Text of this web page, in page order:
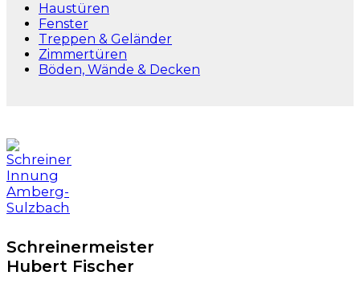
Haustüren
Fenster
Treppen & Geländer
Zimmertüren
Böden, Wände & Decken
Schreinermeister
Hubert Fischer